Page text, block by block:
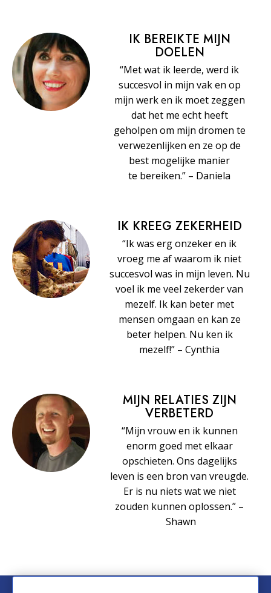
IK BEREIKTE MIJN
DOELEN
“Met wat ik leerde, werd ik
succesvol in mijn vak en op
mijn werk en ik moet zeggen
dat het me echt heeft
geholpen om mijn dromen te
verwezenlijken en ze op de
best mogelijke manier
te bereiken.” – Daniela
IK KREEG ZEKERHEID
“Ik was erg onzeker en ik
vroeg me af waarom ik niet
succesvol was in mijn leven. Nu
voel ik me veel zekerder van
mezelf. Ik kan beter met
mensen omgaan en kan ze
beter helpen. Nu ken ik
mezelf!” – Cynthia
MIJN RELATIES ZIJN
VERBETERD
“Mijn vrouw en ik kunnen
enorm goed met elkaar
opschieten. Ons dagelijks
leven is een bron van vreugde.
Er is nu niets wat we niet
zouden kunnen oplossen.” –
Shawn